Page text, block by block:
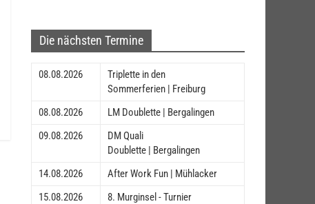
Die nächsten Termine
08.08.2026
Triplette in den
Sommerferien | Freiburg
08.08.2026
LM Doublette | Bergalingen
09.08.2026
DM Quali
Doublette | Bergalingen
14.08.2026
After Work Fun | Mühlacker
15.08.2026
8. Murginsel - Turnier